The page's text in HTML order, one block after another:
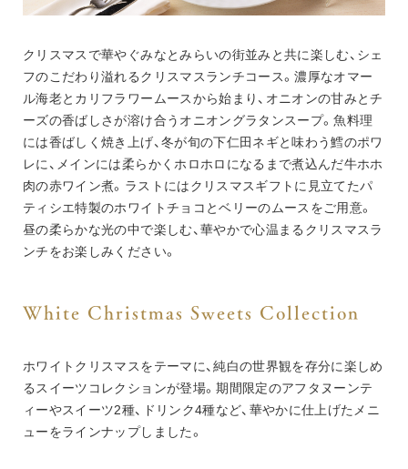
クリスマスで華やぐみなとみらいの街並みと共に楽しむ、シェ
フのこだわり溢れるクリスマスランチコース。濃厚なオマー
ル海老とカリフラワームースから始まり、オニオンの甘みとチ
ーズの香ばしさが溶け合うオニオングラタンスープ。魚料理
には香ばしく焼き上げ、冬が旬の下仁田ネギと味わう鱈のポワ
レに、メインには柔らかくホロホロになるまで煮込んだ牛ホホ
肉の赤ワイン煮。ラストにはクリスマスギフトに見立てたパ
ティシエ特製のホワイトチョコとベリーのムースをご用意。
昼の柔らかな光の中で楽しむ、華やかで心温まるクリスマスラ
ンチをお楽しみください。
White Christmas Sweets Collection
ホワイトクリスマスをテーマに、純白の世界観を存分に楽しめ
るスイーツコレクションが登場。期間限定のアフタヌーンテ
ィーやスイーツ2種、ドリンク4種など、華やかに仕上げたメニ
ューをラインナップしました。